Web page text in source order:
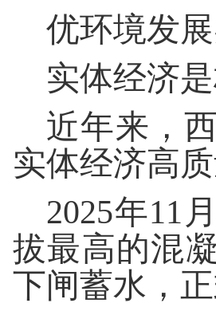
优环境发
实体经济
近年来，
实体经济高质
2025年11
拔最高的混
下闸蓄水，